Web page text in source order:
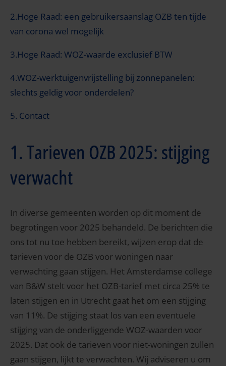
2.Hoge Raad: een gebruikersaanslag OZB ten tijde
van corona wel mogelijk
3.Hoge Raad: WOZ-waarde exclusief BTW
4.WOZ-werktuigenvrijstelling bij zonnepanelen:
slechts geldig voor onderdelen?
5. Contact
1. Tarieven OZB 2025: stijging
verwacht
In diverse gemeenten worden op dit moment de
begrotingen voor 2025 behandeld. De berichten die
ons tot nu toe hebben bereikt, wijzen erop dat de
tarieven voor de OZB voor woningen naar
verwachting gaan stijgen. Het Amsterdamse college
van B&W stelt voor het OZB-tarief met circa 25% te
laten stijgen en in Utrecht gaat het om een stijging
van 11%. De stijging staat los van een eventuele
stijging van de onderliggende WOZ-waarden voor
2025. Dat ook de tarieven voor niet-woningen zullen
gaan stijgen, lijkt te verwachten. Wij adviseren u om